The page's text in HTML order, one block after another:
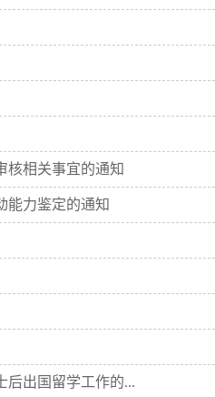
核相关事宜的通知
能力鉴定的通知
后出国留学工作的...